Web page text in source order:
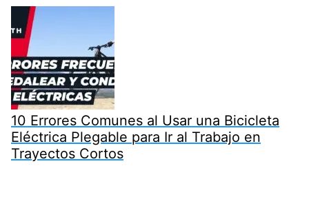
10 Errores Comunes al Usar una Bicicleta
Eléctrica Plegable para Ir al Trabajo en
Trayectos Cortos